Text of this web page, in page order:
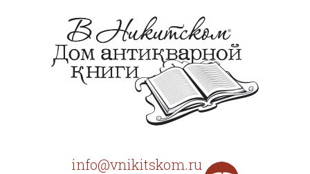
info@vnikitskom.ru